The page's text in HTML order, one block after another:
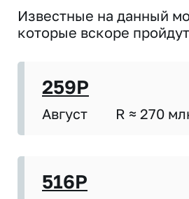
Известные на данный
которые вскоре
259P
Август R ≈ 270
516P